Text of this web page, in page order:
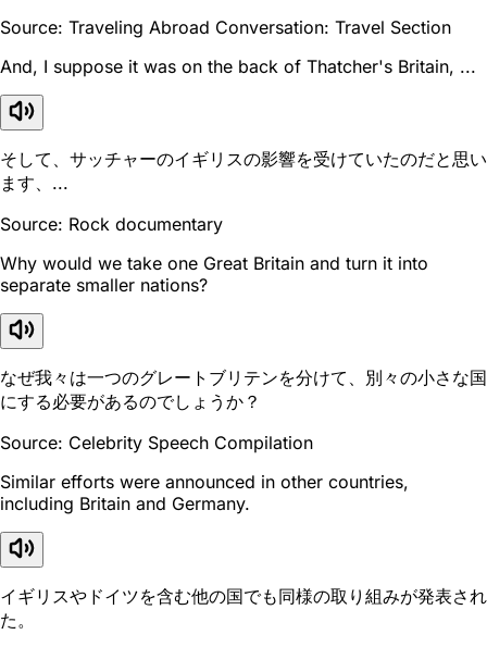
Source: Traveling Abroad Conversation: Travel Section
And, I suppose it was on the back of Thatcher's Britain, ...
そして、サッチャーのイギリスの影響を受けていたのだと思い
ます、...
Source: Rock documentary
Why would we take one Great Britain and turn it into
separate smaller nations?
なぜ我々は一つのグレートブリテンを分けて、別々の小さな国
にする必要があるのでしょうか？
Source: Celebrity Speech Compilation
Similar efforts were announced in other countries,
including Britain and Germany.
イギリスやドイツを含む他の国でも同様の取り組みが発表され
た。